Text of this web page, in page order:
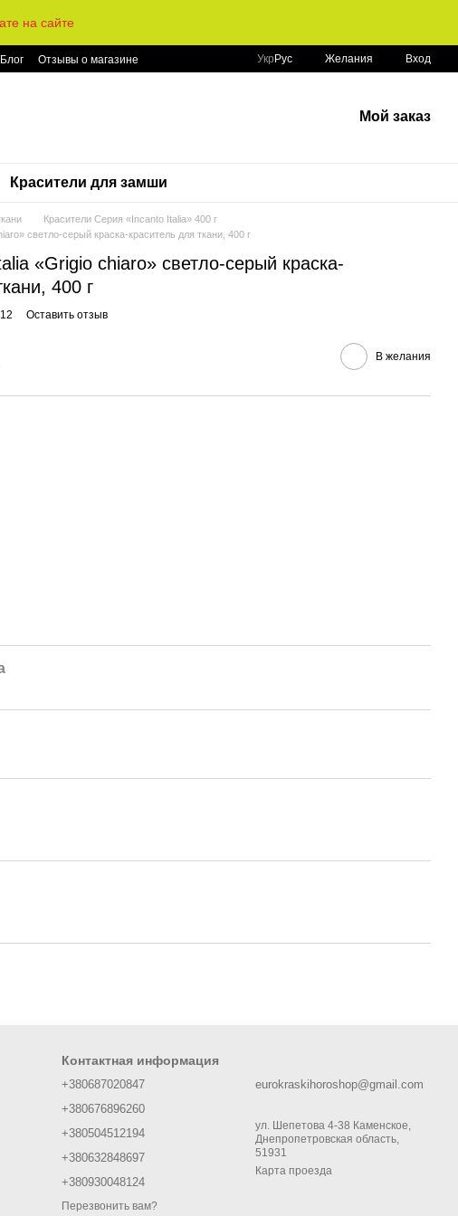
на сайте
Блог Отзывы о магазине Укр Рус Желания Вход
Мой заказ
Красители для замши
Красители Серия «Incanto Italia» 400 г
светло-серый краска-краситель для ткани, 400 г
«Grigio chiaro» светло-серый краска-
400 г
Оставить отзыв
В желания
Контактная информация
+380687020847
+380676896260
+380504512194
+380632848697
+380930048124
Перезвонить вам?
eurokraskihoroshop@gmail.com
ул. Шепетова 4-38 Каменское,
Днепропетровская область,
51931
Карта проезда